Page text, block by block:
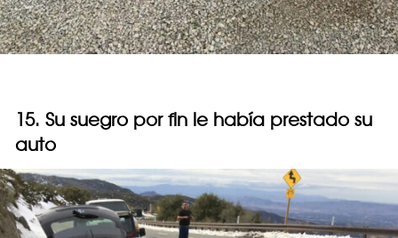
15. Su suegro por fin le había prestado su
auto